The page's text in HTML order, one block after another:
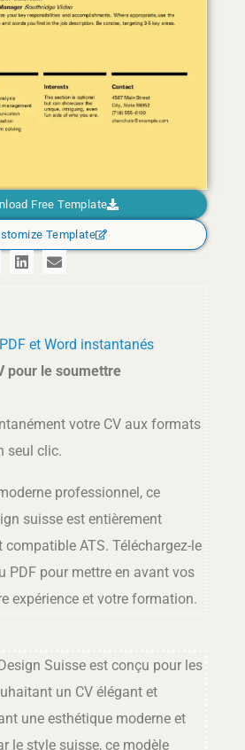
Free Template
Template
et Word instantanés
pour le soumettre
votre CV aux formats
seul clic.
professionnel, ce
suisse est entièrement
ATS. Téléchargez-le
PDF pour mettre en avant vos
expérience et votre formation.
Suisse est conçu pour les
un CV élégant et
une esthétique moderne et
le style suisse, ce modèle